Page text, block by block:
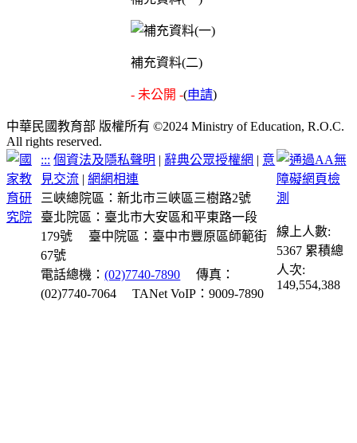
補充資料(二)
- 未公開 -(申請)
中華民國教育部 版權所有 ©2024 Ministry of Education, R.O.C.
All rights reserved.
::: 個資法及隱私聲明 | 辭典公眾授權網 | 意
見交流 |網網相連
三峽總院區：新北市三峽區三樹路2號
臺北院區：臺北市大安區和平東路一段
179號
臺中院區：臺中市豐原區師範街
67號
電話總機：(02)7740-7890
傳真：
(02)7740-7064
TANet VoIP：9009-7890
線上人數:
5367 累積總
人次:
149,554,388